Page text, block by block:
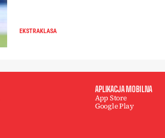
EKSTRAKLASA
APLIKACJA MOBILNA
App Store
Google Play